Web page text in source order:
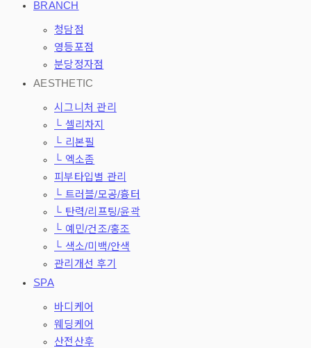
BRANCH
청담점
영등포점
분당정자점
AESTHETIC
시그니처 관리
└ 셀리차지
└ 리본필
└ 엑소좀
피부타입별 관리
└ 트러블/모공/흉터
└ 탄력/리프팅/윤곽
└ 예민/건조/홍조
└ 색소/미백/안색
관리개선 후기
SPA
바디케어
웨딩케어
산전산후